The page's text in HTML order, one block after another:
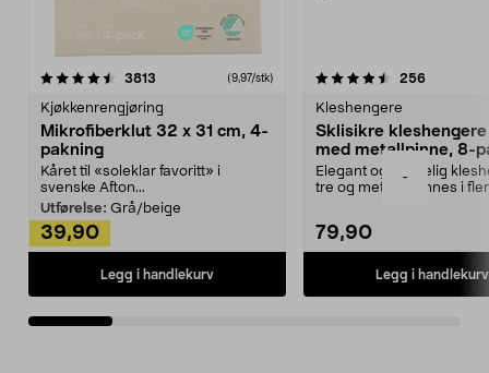
-
3813 anmeldelser(9,97/stk)
Kjøkkenrengjøring
Mikrofiberklut 32 x 31 cm, 4-
pakning
Kåret til «soleklar favoritt» i
svenske Afton...
Utførelse: Grå/beige
39,90
Legg i handlekurv
4.5av 5 stjerner 256
Kleshengere
Sklisikre
med metallpinne, 8-
Elegant og skikkelig
tre og metall – finnes i
79,90
Legg i handlekurv
4.5av 5 stjerner